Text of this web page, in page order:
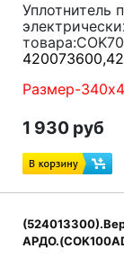
Уплотнитель
Размер-
1 930 руб